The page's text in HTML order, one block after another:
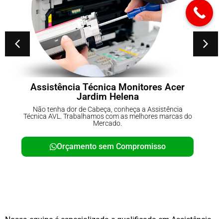
Conserto de No-breaks Parque do
Carmo
Não tenha dor de Cabeça, conheça a Assistência
Técnica AVL. Trabalhamos com as melhores marcas do
Mercado.
Orçamento sem Compromisso